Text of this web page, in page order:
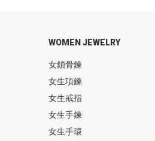
WOMEN JEWELRY
女鎖骨鍊
女生項鍊
女生戒指
女生手鍊
女生手環